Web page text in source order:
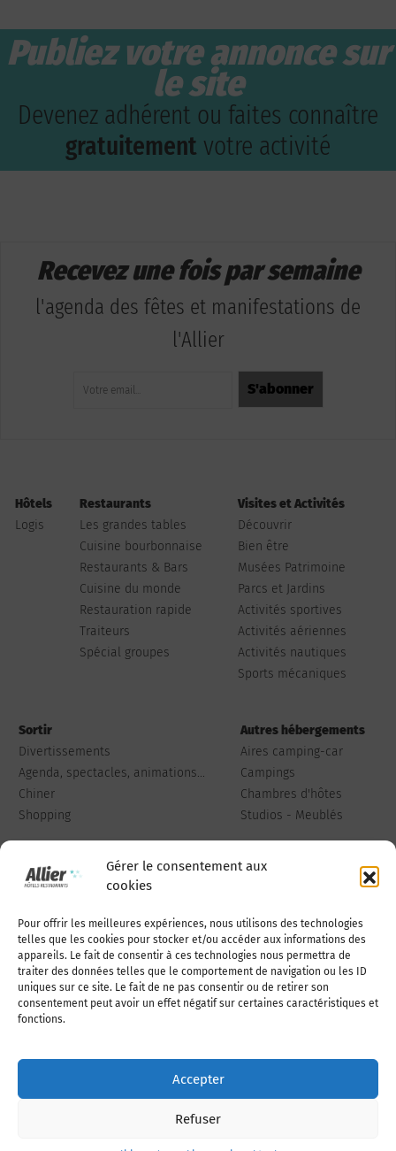
Gérer le consentement aux
cookies
Pour offrir les meilleures expériences, nous utilisons des technologies
telles que les cookies pour stocker et/ou accéder aux informations des
appareils. Le fait de consentir à ces technologies nous permettra de
traiter des données telles que le comportement de navigation ou les ID
uniques sur ce site. Le fait de ne pas consentir ou de retirer son
consentement peut avoir un effet négatif sur certaines caractéristiques et
fonctions.
Accepter
Refuser
Publiez votre annonce sur
le site
Devenez adhérent ou faites connaître
gratuitement votre activité
Recevez une fois par semaine
l'agenda des fêtes et manifestations de
l'Allier
Hôtels
Logis
Restaurants
Les grandes tables
Cuisine bourbonnaise
Restaurants & Bars
Cuisine du monde
Restauration rapide
Traiteurs
Spécial groupes
Visites et Activités
Découvrir
Bien être
Musées Patrimoine
Parcs et Jardins
Activités sportives
Activités aériennes
Activités nautiques
Sports mécaniques
Sortir
Divertissements
Agenda, spectacles, animations...
Chiner
Shopping
Autres hébergements
Aires camping-car
Campings
Chambres d'hôtes
Studios - Meublés
Qui sommes-nous Publiez votre annonce
Adhérer à l’association Nous contacter
Politique de cookies (UE)